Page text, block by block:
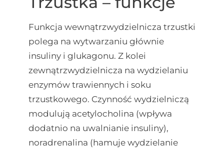
Funkcja wewnątrzwydzielnicza trzustki
polega na wytwarzaniu głównie
insuliny i glukagonu. Z kolei
zewnątrzwydzielnicza na wydzielaniu
enzymów trawiennych i soku
trzustkowego. Czynność wydzielniczą
modulują acetylocholina (wpływa
dodatnio na uwalnianie insuliny),
noradrenalina (hamuje wydzielanie